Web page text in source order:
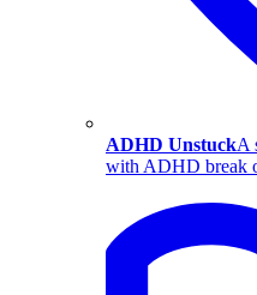
ADHD UnstuckA
with ADHD break